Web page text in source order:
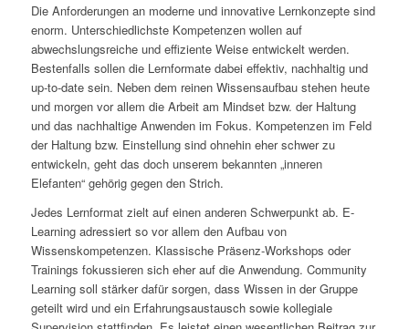
Die Anforderungen an moderne und innovative Lernkonzepte sind
enorm. Unterschiedlichste Kompetenzen wollen auf
abwechslungsreiche und effiziente Weise entwickelt werden.
Bestenfalls sollen die Lernformate dabei effektiv, nachhaltig und
up-to-date sein. Neben dem reinen Wissensaufbau stehen heute
und morgen vor allem die Arbeit am Mindset bzw. der Haltung
und das nachhaltige Anwenden im Fokus. Kompetenzen im Feld
der Haltung bzw. Einstellung sind ohnehin eher schwer zu
entwickeln, geht das doch unserem bekannten „inneren
Elefanten“ gehörig gegen den Strich.
Jedes Lernformat zielt auf einen anderen Schwerpunkt ab. E-
Learning adressiert so vor allem den Aufbau von
Wissenskompetenzen. Klassische Präsenz-Workshops oder
Trainings fokussieren sich eher auf die Anwendung. Community
Learning soll stärker dafür sorgen, dass Wissen in der Gruppe
geteilt wird und ein Erfahrungsaustausch sowie kollegiale